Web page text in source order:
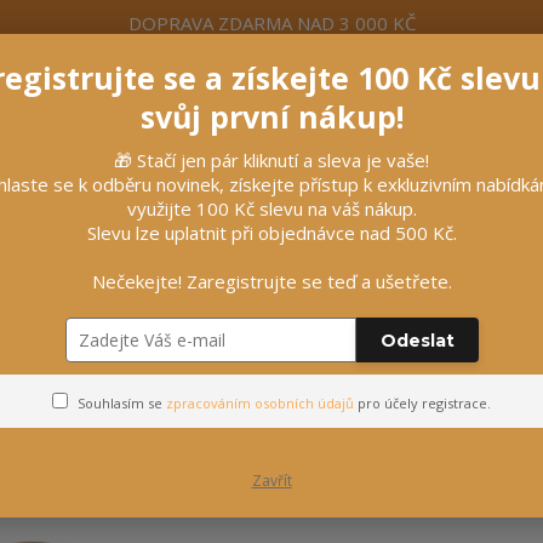
DOPRAVA ZDARMA NAD 3 000 KČ
Více Nevíte si rady? Zavolejte. +420
Vybavení stájí
Pro suchá a popraskaná kopyta
Pro suchá a popraskaná
se a získejte 100 Kč
svůj první nákup!
🎁 Stačí jen pár kliknutí a sleva je vaše!
se k odběru novinek, získejte přístup k exkluzivním
využijte 100 Kč slevu na váš nákup.
Slevu lze uplatnit při objednávce nad 500 Kč.
Nečekejte! Zaregistrujte se teď a ušetřete.
Odeslat
Souhlasím se zpracováním osobních údajů pro účely registrace.
Zavřít